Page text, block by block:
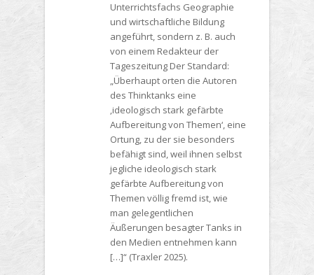
Unterrichtsfachs Geographie
und wirtschaftliche Bildung
angeführt, sondern z. B. auch
von einem Redakteur der
Tageszeitung Der Standard:
„Überhaupt orten die Autoren
des Thinktanks eine
‚ideologisch stark gefärbte
Aufbereitung von Themen‘, eine
Ortung, zu der sie besonders
befähigt sind, weil ihnen selbst
jegliche ideologisch stark
gefärbte Aufbereitung von
Themen völlig fremd ist, wie
man gelegentlichen
Äußerungen besagter Tanks in
den Medien entnehmen kann
[…]“ (Traxler 2025).